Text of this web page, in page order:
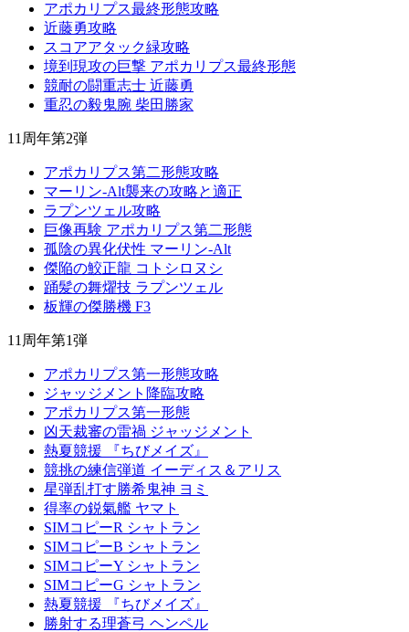
アポカリプス最終形態攻略
近藤勇攻略
スコアアタック緑攻略
境到現攻の巨撃 アポカリプス最終形態
競耐の闘重志士 近藤勇
重忍の毅鬼腕 柴田勝家
11周年第2弾
アポカリプス第二形態攻略
マーリン-Alt襲来の攻略と適正
ラプンツェル攻略
巨像再験 アポカリプス第二形態
孤陰の異化伏性 マーリン-Alt
傑陥の鮫正龍 コトシロヌシ
踊髪の舞燿技 ラプンツェル
板輝の傑勝機 F3
11周年第1弾
アポカリプス第一形態攻略
ジャッジメント降臨攻略
アポカリプス第一形態
凶天裁審の雷禍 ジャッジメント
熱夏競援 『ちびメイズ』
競挑の練信弾道 イーディス＆アリス
星弾乱打す勝希鬼神 ヨミ
得率の鋭氣艦 ヤマト
SIMコピーR シャトラン
SIMコピーB シャトラン
SIMコピーY シャトラン
SIMコピーG シャトラン
熱夏競援 『ちびメイズ』
勝射する理蒼弓 ヘンペル